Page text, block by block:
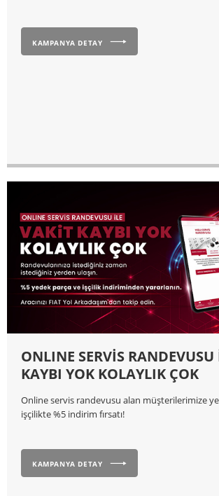
KAMPANYA DETAY
ONLINE SERVİS
KAYBI YOK KOLAYLIK ÇOK
Online servis randevusu alan müşterilerimize
işçilikte %5 indirim fırsatı!
KAMPANYA DETAY